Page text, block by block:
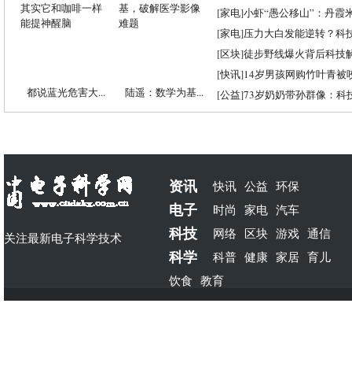
都说蓝光危害大... 陆遥：数学为基...
[家电]小虾“愚公移山”：丹霞
[家电]压力大白发能逆转？科
[区块]徒步野线爆火背后科技
[快讯]14岁男孩网购竹叶青被
[公益]73岁奶奶带孙群像：科
关注最新电子科学技术
资讯 快讯 公益 环保
电子 时尚 家电 汽车
科技 网络 区块 游戏 通信
科学 科普 健康 家居 育儿
饮食 教育